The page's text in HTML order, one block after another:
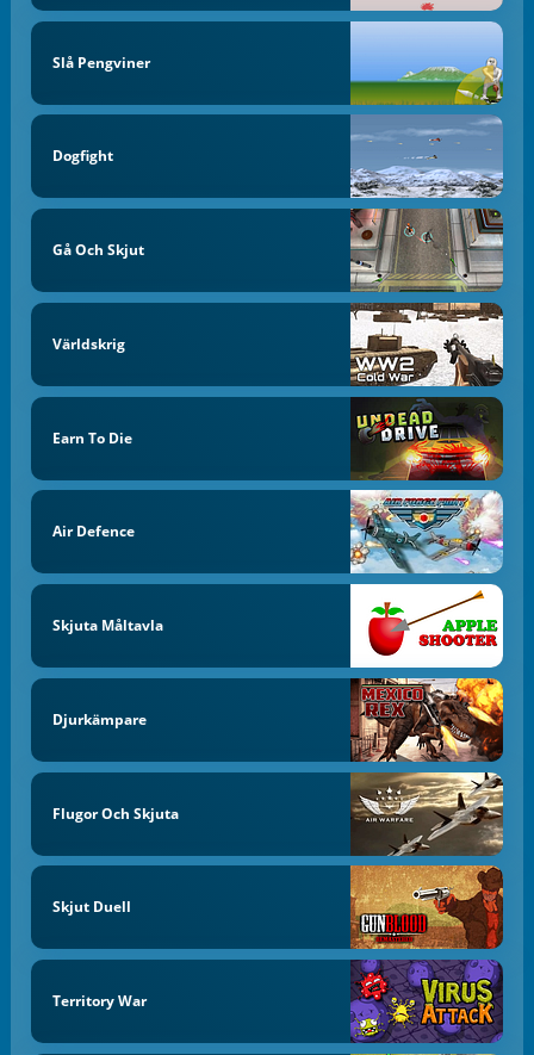
Slå Pengviner
Dogfight
Gå Och Skjut
Världskrig
Earn To Die
Air Defence
Skjuta Måltavla
Djurkämpare
Flugor Och Skjuta
Skjut Duell
Territory War